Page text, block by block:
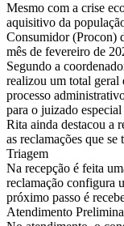
Mesmo com a crise
aquisitivo da
Consumidor (Procon)
mês de fevereiro de
Segundo a
realizou um total geral
processo
para o juizado
Rita ainda destacou a
as reclamações que
Triagem
Na recepção é feita
reclamação configura
próximo passo é
Atendimento